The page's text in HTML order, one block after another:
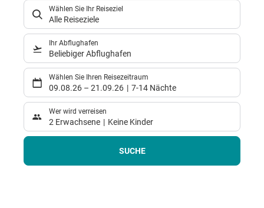
Wählen Sie Ihr Reiseziel
Alle Reiseziele
Ihr Abflughafen
Beliebiger Abflughafen
Wählen Sie Ihren Reisezeitraum
09.08.26 – 21.09.26 7-14 Nächte
Wer wird verreisen
2 Erwachsene Keine Kinder
SUCHE